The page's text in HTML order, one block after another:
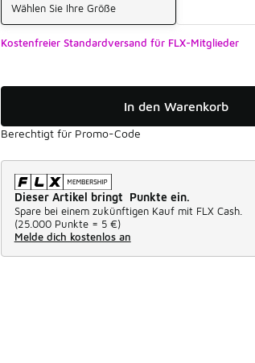
Wählen Sie Ihre Größe
Kostenfreier Standardversand für FLX-Mitglieder
In den Warenkorb
Berechtigt für Promo-Code
Dieser Artikel bringt Punkte ein.
Spare bei einem zukünftigen Kauf mit FLX Cash.
(25.000 Punkte = 5 €)
Melde dich kostenlos an